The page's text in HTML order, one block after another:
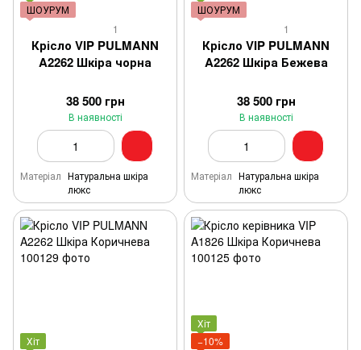
ШОУРУМ
1
Крісло VIP PULMANN
A2262 Шкіра чорна
38 500 грн
В наявності
Матеріал Натуральна шкіра
люкс
ШОУРУМ
1
Крісло VIP PULMANN
A2262 Шкіра Бежева
38 500 грн
В наявності
Матеріал Натуральна шкіра
люкс
Хіт
Хіт
−10%